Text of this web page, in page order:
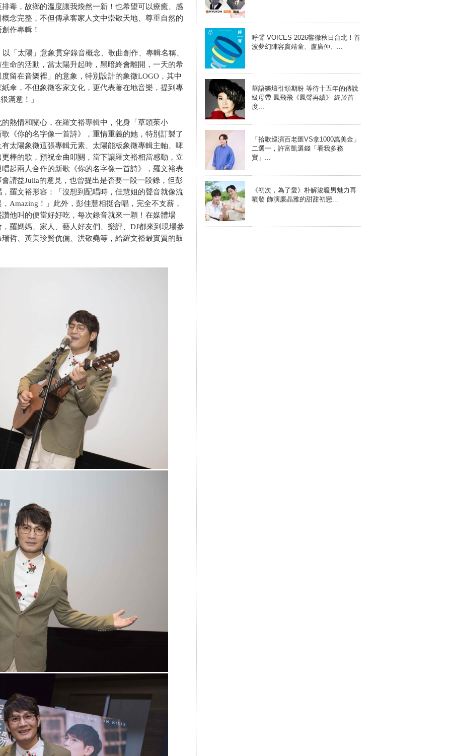
毒，故鄉的溫度讓我煥然一新！也希望可以療癒、感
念完整，不但傳承客家人文中崇敬天地、尊重自然的
作專輯！
太陽」意象貫穿錄音概念、歌曲創作、專輯名稱、
命的活動，當太陽升起時，黑暗終會離開，一天的希
留在音樂裡」的意象，特別設計的象徵LOGO，其中
傘，不但象徵客家文化，更代表著在地音樂，提到專
滿意！」
熱情和關心，在羅文裕專輯中，化身「草頭茱小
《你的名字像一首詩》，重情重義的她，特別訂製了
太陽象徵這張專輯元素、太陽能板象徵專輯主軸、啤
棒的歌，預祝金曲叩關，當下讓羅文裕相當感動，立
起兩人合作的新歌《你的名字像一首詩》，羅文裕表
請益Julia的意見，也曾提出是否要一段一段錄，但彭
羅文裕形容：「沒想到配唱時，佳慧姐的聲音就像流
Amazing！」此外，彭佳慧相挺合唱，完全不支薪，
他叫的便當好好吃，每次錄音就來一顆！在媒體場
羅媽媽、家人、藝人好友們、樂評、DJ都來到現場參
哲、黃美珍賢伉儷、洪敬堯等，給羅文裕最實質的鼓
呼聲 VOICES 2026響徹秋日台北！首
波夢幻陣容竇靖童、盧廣仲、...
華語樂壇引頸期盼 等待十五年的傳說
級母帶 鳳飛飛《鳳聲再續》 終於首
度...
「拾歌巡演百老匯VS拿1000萬美金」
二選一，許富凱選錢「看我多務
實」...
《初次，為了愛》朴解浚暖男魅力再
噴發 飾演廉晶雅的甜甜初戀...